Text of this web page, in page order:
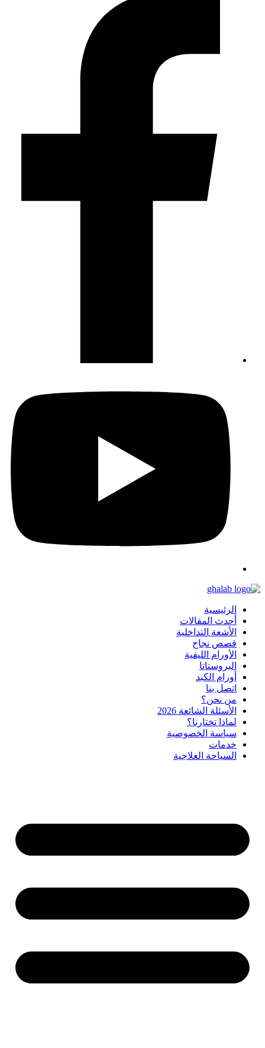
الرئيسية
أحدث المقالات
الأشعة التداخلية
قصص نجاح
الأورام الليفية
البروستاتا
أورام الكبد
اتصل بنا
من نحن؟
الأسئلة الشائعة 2026
لماذا تختارنا؟
سياسة الخصوصية
خدمات
السياحة العلاجية